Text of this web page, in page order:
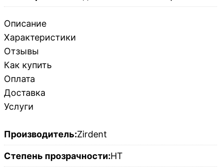
Описание
Характеристики
Отзывы
Как купить
Оплата
Доставка
Услуги
Производитель:Zirdent
Степень прозрачности:HT